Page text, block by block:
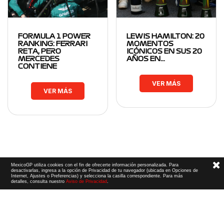
FORMULA 1 POWER
RANKING: FERRARI
RETA, PERO
MERCEDES
CONTIENE
VER MÁS
LEWIS HAMILTON: 20
MOMENTOS
ICÓNICOS EN SUS 20
AÑOS EN…
VER MÁS
MexicoGP utiliza cookies con el fin de ofrecerte información personalizada. Para
desactivarlas, ingresa a la opción de Privacidad de tu navegador (ubicada en Opciones de
Internet, Ajustes o Preferencias) y selecciona la casilla correspondiente. Para más
detalles, consulta nuestroAviso de Privacidad.